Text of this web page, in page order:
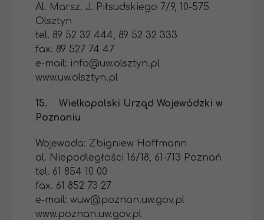
Al. Marsz. J. Piłsudskiego 7/9, 10-575
Olsztyn
tel. 89 52 32 444, 89 52 32 333
fax. 89 527 74 47
e-mail: info@uw.olsztyn.pl
www.uw.olsztyn.pl
15. Wielkopolski Urząd Wojewódzki w
Poznaniu
Wojewoda: Zbigniew Hoffmann
al. Niepodległości 16/18, 61-713 Poznań
tel. 61 854 10 00
fax. 61 852 73 27
e-mail: wuw@poznan.uw.gov.pl
www.poznan.uw.gov.pl